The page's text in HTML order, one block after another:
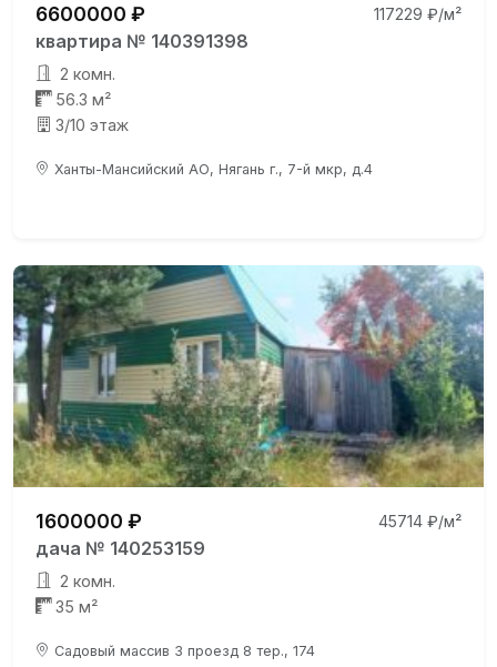
6600000 ₽ 117229 ₽/м²
квартира № 140391398
2 комн.
56.3 м²
3/10 этаж
Ханты-Мансийский АО, Нягань г., 7-й мкр, д.4
1600000 ₽ 45714 ₽/м²
дача № 140253159
2 комн.
35 м²
Садовый массив 3 проезд 8 тер., 174